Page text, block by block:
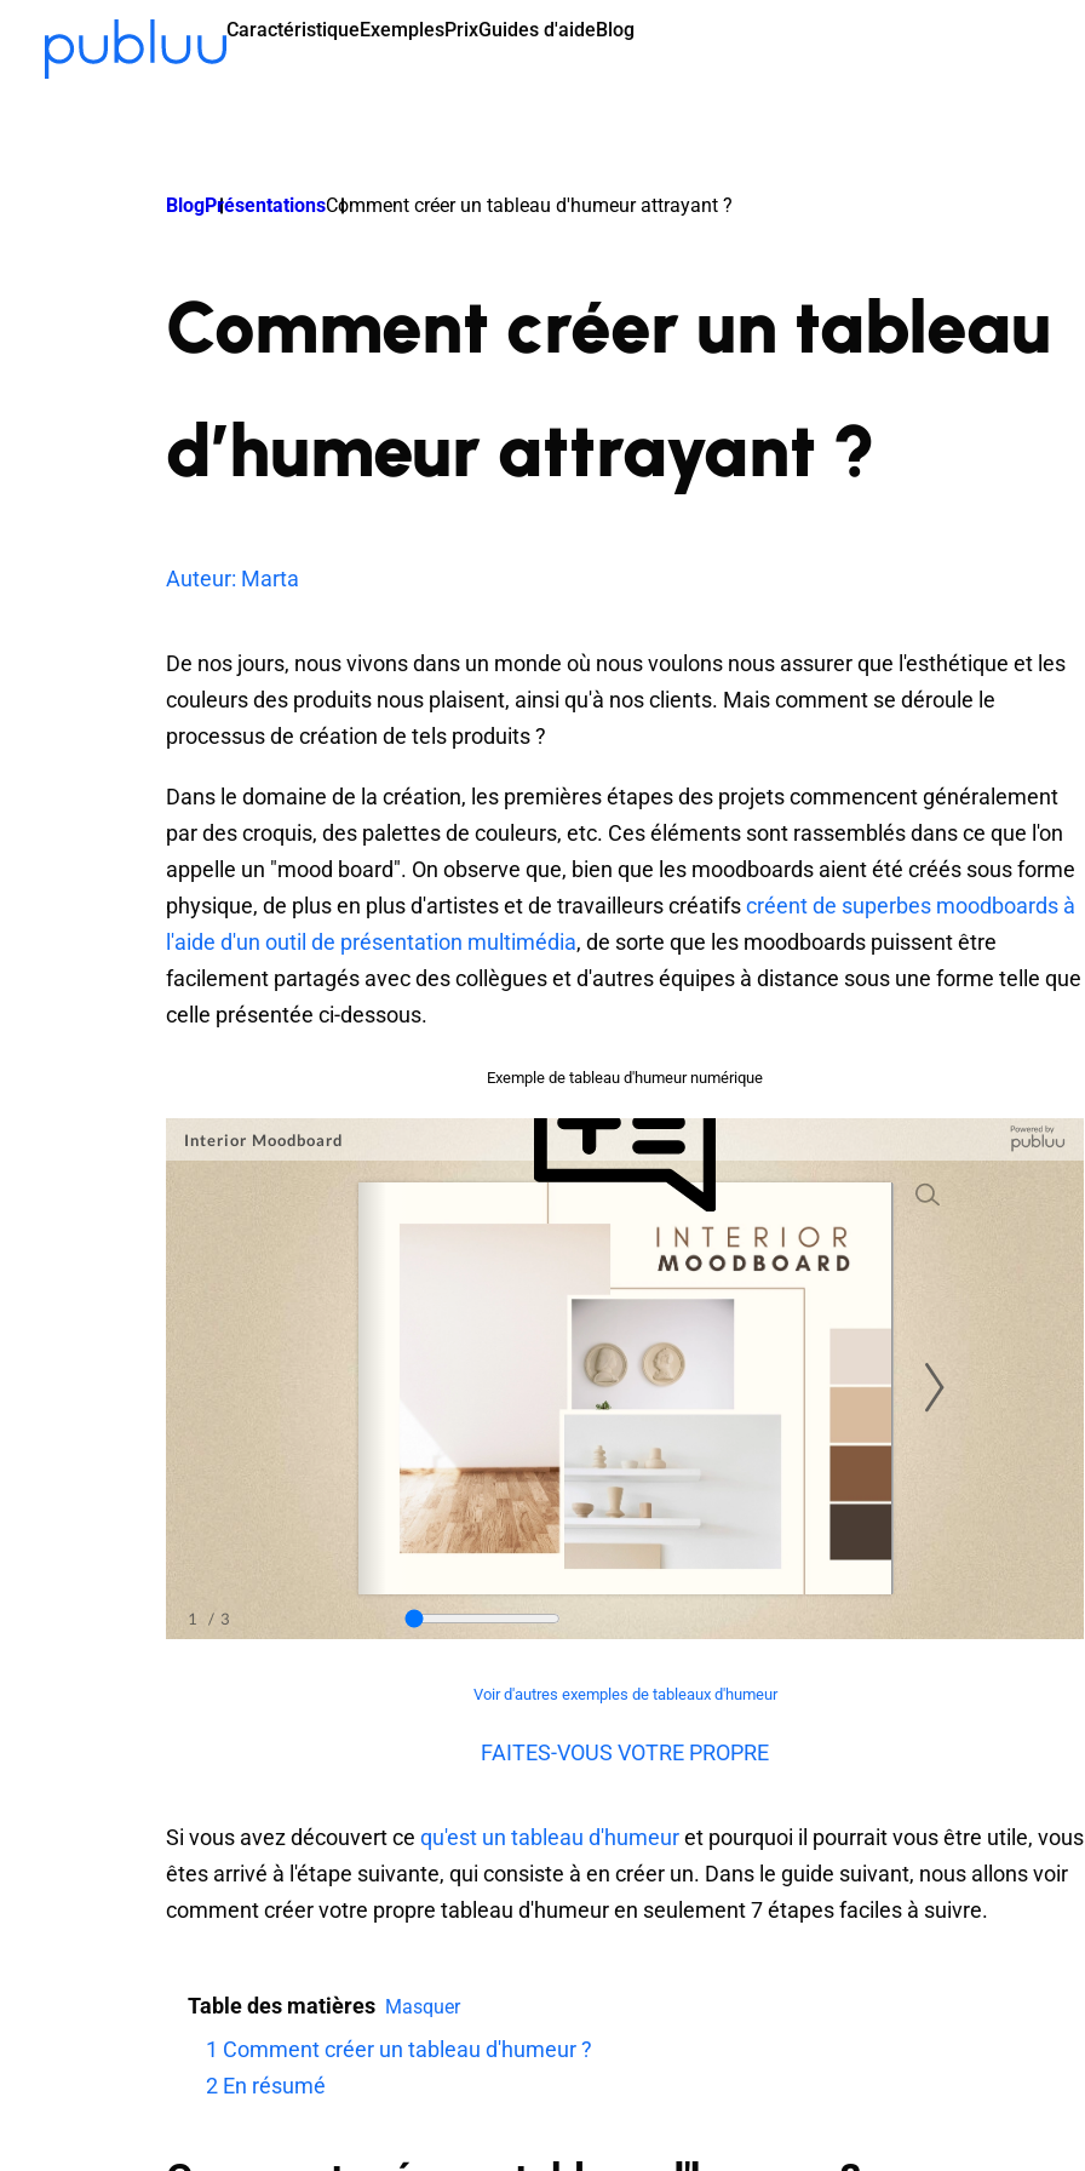
CaractéristiqueExemplesPrixGuides d'aideBlog
BlogPrésentationsComment créer un tableau d'humeur attrayant ?
Comment créer un tableau
d’humeur attrayant ?
Auteur: Marta
De nos jours, nous vivons dans un monde où nous voulons nous assurer que l'esthétique et les
couleurs des produits nous plaisent, ainsi qu'à nos clients. Mais comment se déroule le
processus de création de tels produits ?
Dans le domaine de la création, les premières étapes des projets commencent généralement
par des croquis, des palettes de couleurs, etc. Ces éléments sont rassemblés dans ce que l'on
appelle un "mood board". On observe que, bien que les moodboards aient été créés sous forme
physique, de plus en plus d'artistes et de travailleurs créatifscréent de superbes moodboards à
l'aide d'un outil de présentation multimédia, de sorte que les moodboards puissent être
facilement partagés avec des collègues et d'autres équipes à distance sous une forme telle que
celle présentée ci-dessous.
Exemple de tableau d'humeur numérique
Voir d'autres exemples de tableaux d'humeur
FAITES-VOUS VOTRE PROPRE
Si vous avez découvert ce qu'est un tableau d'humeuret pourquoi il pourrait vous être utile, vous
êtes arrivé à l'étape suivante, qui consiste à en créer un. Dans le guide suivant, nous allons voir
comment créer votre propre tableau d'humeur en seulement 7 étapes faciles à suivre.
Table des matières Masquer
1 Comment créer un tableau d'humeur ?
2 En résumé